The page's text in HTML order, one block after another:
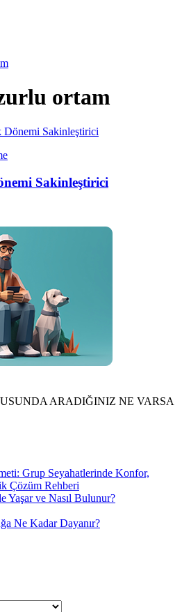
ortam
Sakinleştirici
ARADIĞINIZ NE VARSA
Grup Seyahatlerinde Konfor,
Çözüm Rehberi
Yaşar ve Nasıl Bulunur?
Ne Kadar Dayanır?